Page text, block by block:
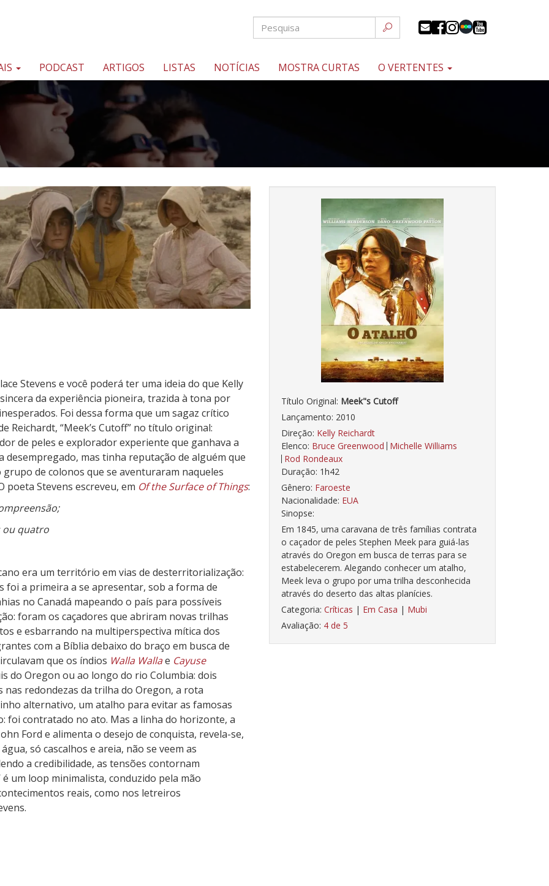
PODCAST ARTIGOS LISTAS NOTÍCIAS MOSTRA CURTAS O VERTENTES
Título Original: Meek"s Cutoff
Lançamento: 2010
Direção: Kelly Reichardt
Elenco: Bruce Greenwood Michelle Williams
Rod Rondeaux
Duração: 1h42
Gênero: Faroeste
Nacionalidade: EUA
Sinopse:
Em 1845, uma caravana de três famílias contrata
o caçador de peles Stephen Meek para guiá-las
através do Oregon em busca de terras para se
estabelecerem. Alegando conhecer um atalho,
Meek leva o grupo por uma trilha desconhecida
através do deserto das altas planícies.
Categoria: Críticas | Em Casa | Mubi
Avaliação: 4 de 5
Stevens e você poderá ter uma ideia do que Kelly
da experiência pioneira, trazida à tona por
Foi dessa forma que um sagaz crítico
Reichardt, “Meek’s Cutoff” no título original:
de peles e explorador experiente que ganhava a
desempregado, mas tinha reputação de alguém que
de colonos que se aventuraram naqueles
poeta Stevens escreveu, em Of the Surface of Things:
ou quatro
era um território em vias de desterritorialização:
foi a primeira a se apresentar, sob a forma de
no Canadá mapeando o país para possíveis
foram os caçadores que abriram novas trilhas
e esbarrando na multiperspectiva mítica dos
com a Bíblia debaixo do braço em busca de
que os índios Walla Wallae Cayuse
do Oregon ou ao longo do rio Columbia: dois
redondezas da trilha do Oregon, a rota
alternativo, um atalho para evitar as famosas
foi contratado no ato. Mas a linha do horizonte, a
Ford e alimenta o desejo de conquista, revela-se,
só cascalhos e areia, não se veem as
a credibilidade, as tensões contornam
é um loop minimalista, conduzido pela mão
reais, como nos letreiros